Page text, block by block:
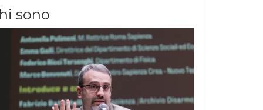
sono